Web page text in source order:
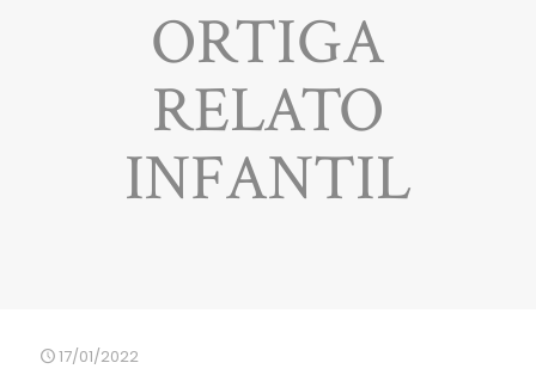
ORTIGA
RELATO
INFANTIL
17/01/2022